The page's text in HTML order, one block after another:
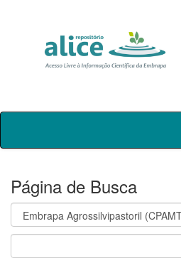
Skip
Página de Busca